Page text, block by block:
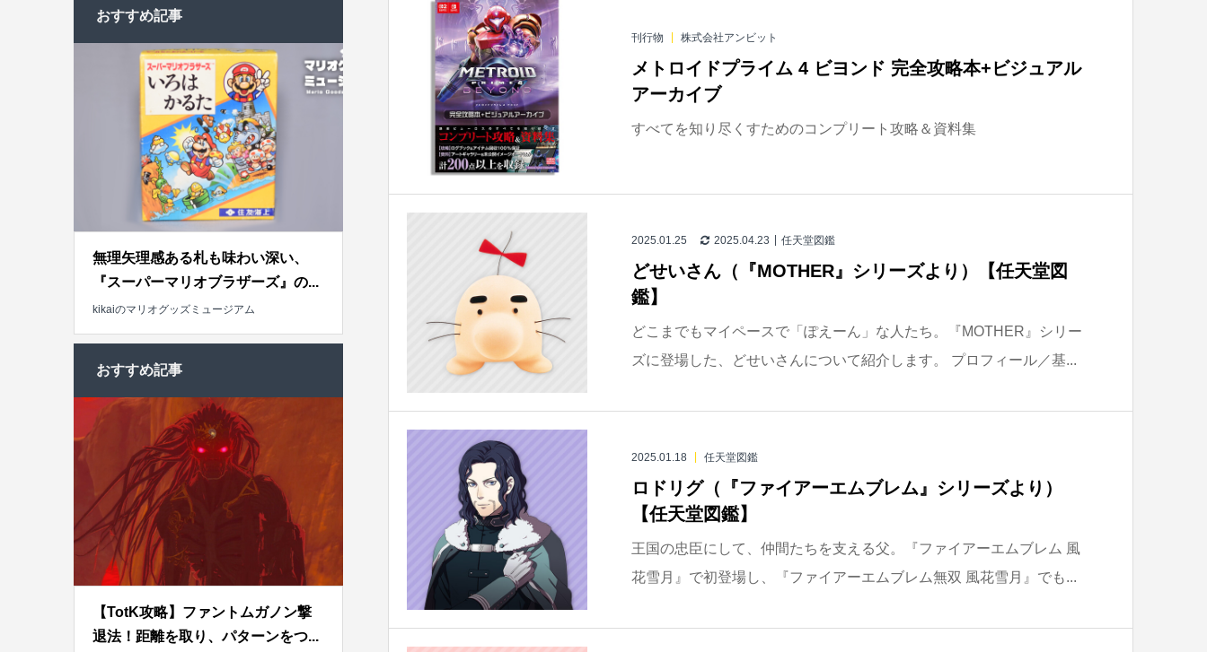
刊行物 株式会社アンビット
メトロイドプライム 4 ビヨンド 完全攻略本+ビジュアル
アーカイブ
すべてを知り尽くすためのコンプリート攻略＆資料集
2025.01.25 2025.04.23 任天堂図鑑
どせいさん（『MOTHER』シリーズより）【任天堂図
鑑】
どこまでもマイペースで「ぽえーん」な人たち。『MOTHER』シリー
ズに登場した、どせいさんについて紹介します。 プロフィール／基...
2025.01.18 任天堂図鑑
ロドリグ（『ファイアーエムブレム』シリーズより）
【任天堂図鑑】
王国の忠臣にして、仲間たちを支える父。『ファイアーエムブレム 風
花雪月』で初登場し、『ファイアーエムブレム無双 風花雪月』でも...
おすすめ記事
無理矢理感ある札も味わい深い、
『スーパーマリオブラザーズ』の...
kikaiのマリオグッズミュージアム
おすすめ記事
【TotK攻略】ファントムガノン撃
退法！距離を取り、パターンをつ...